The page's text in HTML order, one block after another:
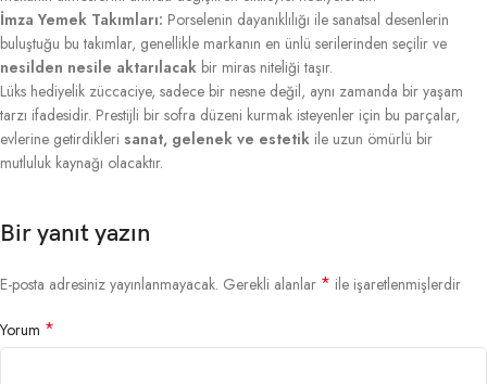
İmza Yemek Takımları: Porselenin dayanıklılığı ile sanatsal desenlerin
buluştuğu bu takımlar, genellikle markanın en ünlü serilerinden seçilir ve
nesilden nesile aktarılacak bir miras niteliği taşır.
Lüks hediyelik züccaciye, sadece bir nesne değil, aynı zamanda bir yaşam
tarzı ifadesidir. Prestijli bir sofra düzeni kurmak isteyenler için bu parçalar,
evlerine getirdikleri sanat, gelenek ve estetik ile uzun ömürlü bir
mutluluk kaynağı olacaktır.
Bir yanıt yazın
E-posta adresiniz yayınlanmayacak. Gerekli alanlar * ile işaretlenmişlerdir
Yorum *